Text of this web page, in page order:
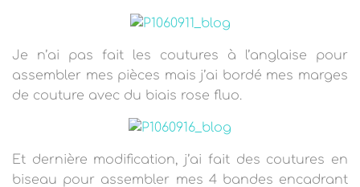
Je n’ai pas fait les coutures à l’anglaise pour
assembler mes pièces mais j’ai bordé mes marges
de couture avec du biais rose fluo.
Et dernière modification, j’ai fait des coutures en
biseau pour assembler mes 4 bandes encadrant